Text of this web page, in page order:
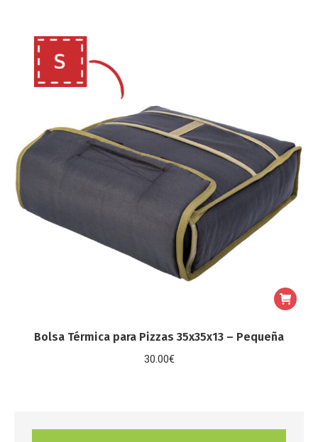
Bolsa Térmica para Pizzas 35x35x13 – Pequeña
30.00€